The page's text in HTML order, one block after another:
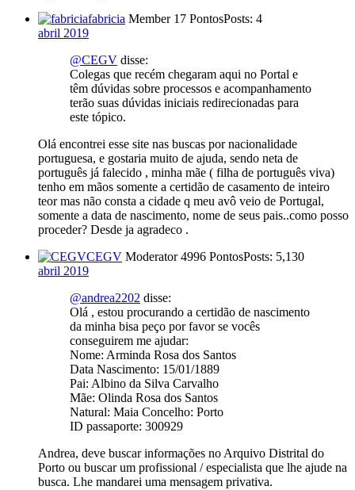
fabricia Member 17 PontosPosts: 4
abril 2019
@CEGV disse:
Colegas que recém chegaram aqui no Portal e
têm dúvidas sobre processos e acompanhamento
terão suas dúvidas iniciais redirecionadas para
este tópico.
Olá encontrei esse site nas buscas por nacionalidade
portuguesa, e gostaria muito de ajuda, sendo neta de
português já falecido , minha mãe ( filha de português viva)
tenho em mãos somente a certidão de casamento de inteiro
teor mas não consta a cidade q meu avô veio de Portugal,
somente a data de nascimento, nome de seus pais..como posso
proceder? Desde ja agradeco .
CEGV Moderator 4996 PontosPosts: 5,130
abril 2019
@andrea2202 disse:
Olá , estou procurando a certidão de nascimento
da minha bisa peço por favor se vocês
conseguirem me ajudar:
Nome: Arminda Rosa dos Santos
Data Nascimento: 15/01/1889
Pai: Albino da Silva Carvalho
Mãe: Olinda Rosa dos Santos
Natural: Maia Concelho: Porto
ID passaporte: 300929
Andrea, deve buscar informações no Arquivo Distrital do
Porto ou buscar um profissional / especialista que lhe ajude na
busca. Lhe mandarei uma mensagem privativa.